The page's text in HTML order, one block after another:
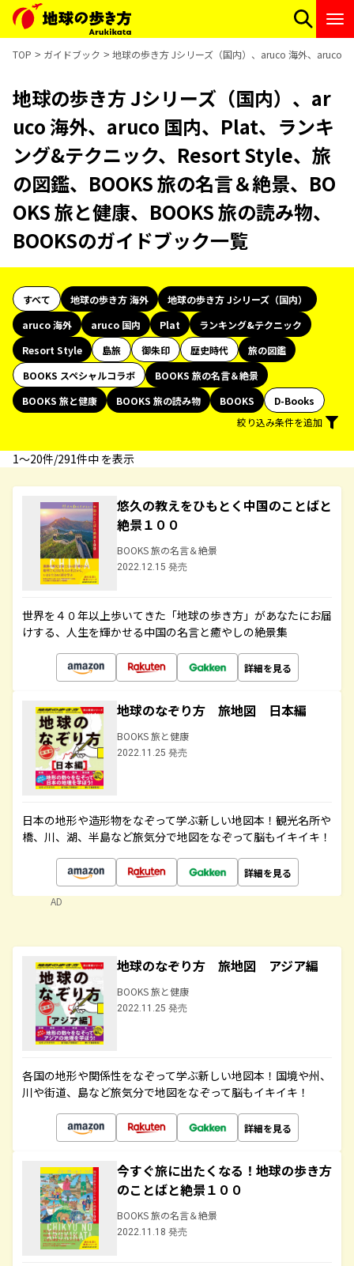
TOP ガイドブック 地球の歩き方 Jシリーズ（国内）、aruco 海外、aruco
地球の歩き方 Jシリーズ（国内）、ar
uco 海外、aruco 国内、Plat、ランキ
ング&テクニック、Resort Style、旅
の図鑑、BOOKS 旅の名言＆絶景、BO
OKS 旅と健康、BOOKS 旅の読み物、
BOOKSのガイドブック一覧
すべて 地球の歩き方 海外
地球の歩き方 Jシリーズ（国内）
aruco 海外
aruco 国内 Plat
ランキング&テクニック
Resort Style
島旅 御朱印 歴史時代
旅の図鑑
BOOKS スペシャルコラボ
BOOKS 旅の名言＆絶景
BOOKS 旅と健康
BOOKS 旅の読み物 BOOKS
D-Books
絞り込み条件を追加
1〜20件/291件中 を表示
悠久の教えをひもとく中国のことばと
絶景１００
BOOKS 旅の名言＆絶景
2022.12.15 発売
世界を４０年以上歩いてきた「地球の歩き方」があなたにお届
けする、人生を輝かせる中国の名言と癒やしの絶景集
詳細を見る
地球のなぞり方 旅地図 日本編
BOOKS 旅と健康
2022.11.25 発売
日本の地形や造形物をなぞって学ぶ新しい地図本！観光名所や
橋、川、湖、半島など旅気分で地図をなぞって脳もイキイキ！
詳細を見る
AD
地球のなぞり方 旅地図 アジア編
BOOKS 旅と健康
2022.11.25 発売
各国の地形や関係性をなぞって学ぶ新しい地図本！国境や州、
川や街道、島など旅気分で地図をなぞって脳もイキイキ！
詳細を見る
今すぐ旅に出たくなる！地球の歩き方
のことばと絶景１００
BOOKS 旅の名言＆絶景
2022.11.18 発売